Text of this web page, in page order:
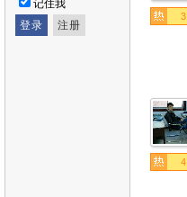
记住我
3
4